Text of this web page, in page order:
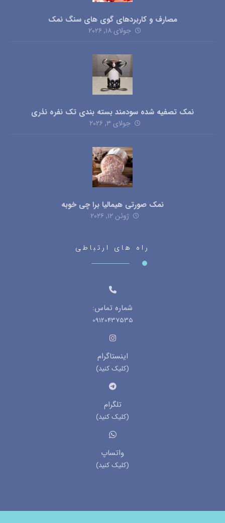
مصارف و کاربردهای گوی های سنگ نمک
جولای ۱۸, ۲۰۲۶
نمک تصفیه شده سودمند بسته بندی تک نفره نذری
جولای ۳, ۲۰۲۶
نمک صورتی هیمالیا برا چی خوبه
ژوئن ۱۲, ۲۰۲۶
راه های ارتباطی
شماره تماس:
09120437535
اینستاگرام
(کلیک کنید)
تلگرام
(کلیک کنید)
واتساپ
(کلیک کنید)